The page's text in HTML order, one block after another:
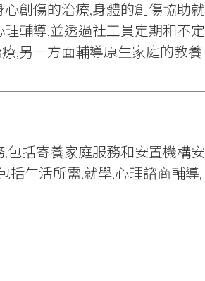
創傷的治療,身體的創傷協助就
輔導,並透過社工員定期和不定
,另一方面輔導原生家庭的教養
包括寄養家庭服務和安置機構安
括生活所需,就學,心理諮商輔導,